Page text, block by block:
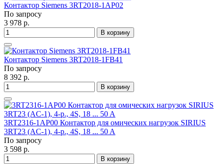
Контактор Siemens 3RT2018-1AP02
По запросу
3 978 р.
В корзину
Контактор Siemens 3RT2018-1FB41
По запросу
8 392 р.
В корзину
3RT2316-1AP00 Контактор для омических нагрузок SIRIUS
3RT23 (AC-1), 4-p., 4S, 18 ... 50 A
По запросу
3 598 р.
В корзину